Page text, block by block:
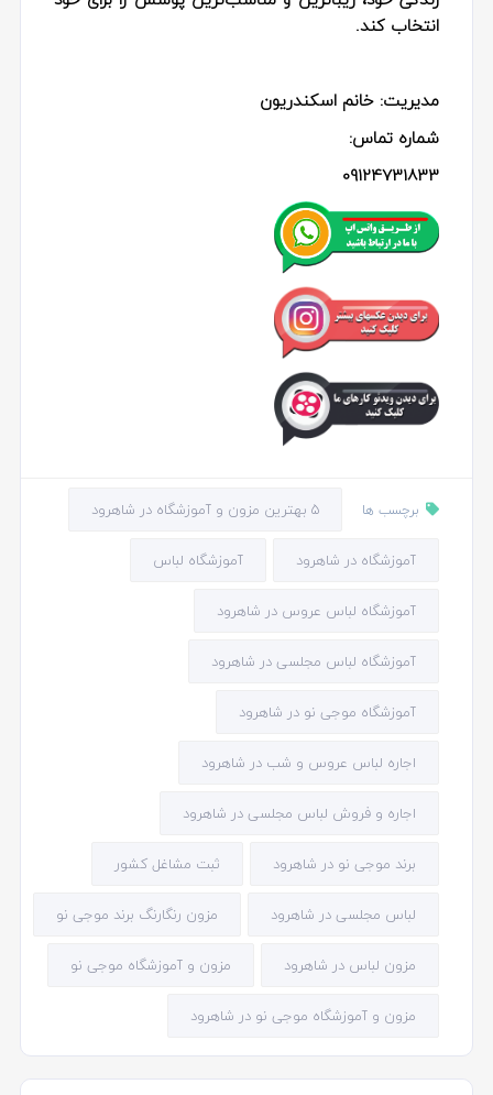
انتخاب کند.
مدیریت: خانم اسکندریون
شماره تماس:
09124731833
برچسب ها 5 بهترین مزون و آموزشگاه در شاهرود
آموزشگاه در شاهرود آموزشگاه لباس
آموزشگاه لباس عروس در شاهرود
آموزشگاه لباس مجلسی در شاهرود
آموزشگاه موجی نو در شاهرود
اجاره لباس عروس و شب در شاهرود
اجاره و فروش لباس مجلسی در شاهرود
برند موجی نو در شاهرود ثبت مشاغل کشور
لباس مجلسی در شاهرود مزون رنگارنگ برند موجی نو
مزون لباس در شاهرود مزون و آموزشگاه موجی نو
مزون و آموزشگاه موجی نو در شاهرود